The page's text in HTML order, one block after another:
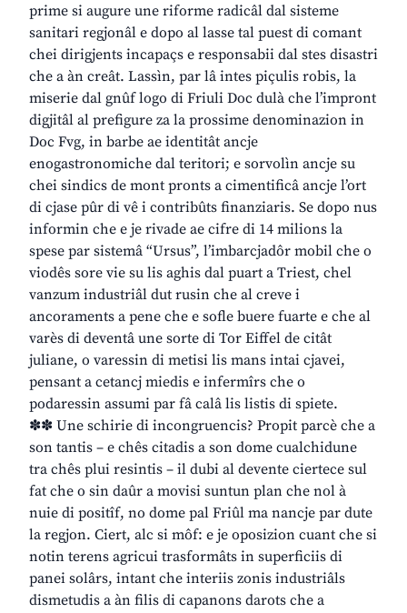
prime si augure une riforme radicâl dal sisteme
sanitari regjonâl e dopo al lasse tal puest di comant
chei dirigjents incapaçs e responsabii dal stes disastri
che a àn creât. Lassìn, par lâ intes piçulis robis, la
miserie dal gnûf logo di Friuli Doc dulà che l’impront
digjitâl al prefigure za la prossime denominazion in
Doc Fvg, in barbe ae identitât ancje
enogastronomiche dal teritori; e sorvolìn ancje su
chei sindics de mont pronts a cimentificâ ancje l’ort
di cjase pûr di vê i contribûts finanziaris. Se dopo nus
informin che e je rivade ae cifre di 14 milions la
spese par sistemâ “Ursus”, l’imbarcjadôr mobil che o
viodês sore vie su lis aghis dal puart a Triest, chel
vanzum industriâl dut rusin che al creve i
ancoraments a pene che e sofle buere fuarte e che al
varès di deventâ une sorte di Tor Eiffel de citât
juliane, o varessin di metisi lis mans intai cjavei,
pensant a cetancj miedis e infermîrs che o
podaressin assumi par fâ calâ lis listis di spiete.
✽✽ Une schirie di incongruencis? Propit parcè che a
son tantis – e chês citadis a son dome cualchidune
tra chês plui resintis – il dubi al devente ciertece sul
fat che o sin daûr a movisi suntun plan che nol à
nuie di positîf, no dome pal Friûl ma nancje par dute
la regjon. Ciert, alc si môf: e je oposizion cuant che si
notin terens agricui trasformâts in superficiis di
panei solârs, intant che interiis zonis industriâls
dismetudis a àn filis di capanons darots che a